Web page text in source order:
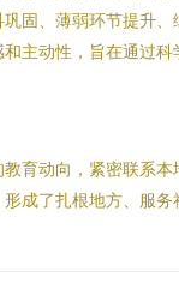
固、薄弱环节提升
主动性，旨在通过
育动向，紧密联系
成了扎根地方、服